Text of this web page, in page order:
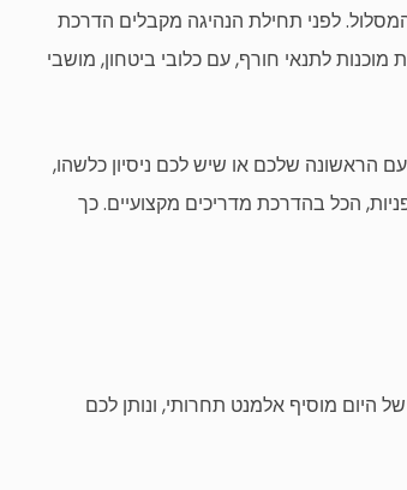
לפני תחילת הנהיגה מקבלים הדרכת
לתנאי חורף, עם כלובי ביטחון, מושבי
הראשונה שלכם או שיש לכם ניסיון כלשהו,
הכל בהדרכת מדריכים מקצועיים. כך
היום מוסיף אלמנט תחרותי, ונותן לכם